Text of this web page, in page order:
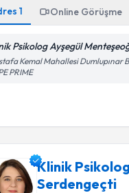
1 Online Görüşme
Psikolog Ayşegül
Kemal Mahallesi Dumlupınar
PRIME
Klinik
Serdengeçti